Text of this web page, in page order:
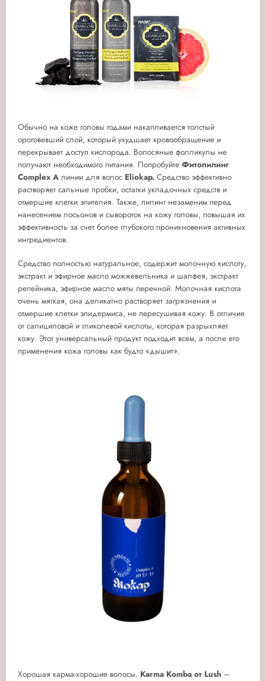
Обычно на коже головы годами накапливается толстый
ороговевший слой, который ухудшает кровообращение и
перекрывает доступ кислорода. Волосяные фолликулы не
получают необходимого питания. Попробуйте Фитопилинг
Complex А линии для волос Eliokap. Средство эффективно
растворяет сальные пробки, остатки укладочных средств и
отмершие клетки эпителия. Также, пилинг незаменим перед
нанесением лосьонов и сывороток на кожу головы, повышая их
эффективность за счет более глубокого проникновения активных
ингредиентов.
Средство полностью натуральное, содержит молочную кислоту,
экстракт и эфирное масло можжевельника и шалфея, экстракт
репейника, эфирное масло мяты перечной. Молочная кислота
очень мягкая, она деликатно растворяет загрязнения и
отмершие клетки эпидермиса, не пересушивая кожу. В отличие
от салициловой и гликолевой кислоты, которая разрыхляет
кожу. Этот универсальный продукт подходит всем, а после его
применения кожа головы как будто «дышит».
Хорошая карма-хорошие волосы. Karma Komba от Lush –